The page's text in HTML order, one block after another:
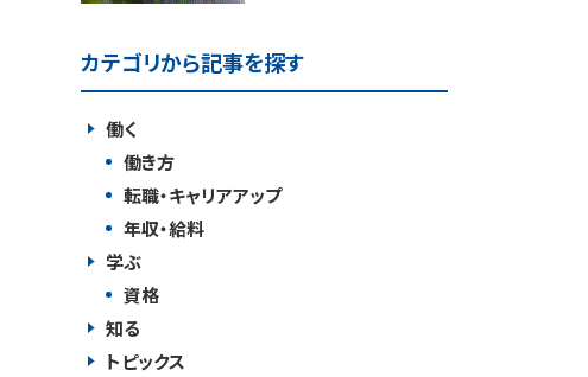
カテゴリから記事を探す
働く
働き方
転職・キャリアアップ
年収・給料
学ぶ
資格
知る
トピックス